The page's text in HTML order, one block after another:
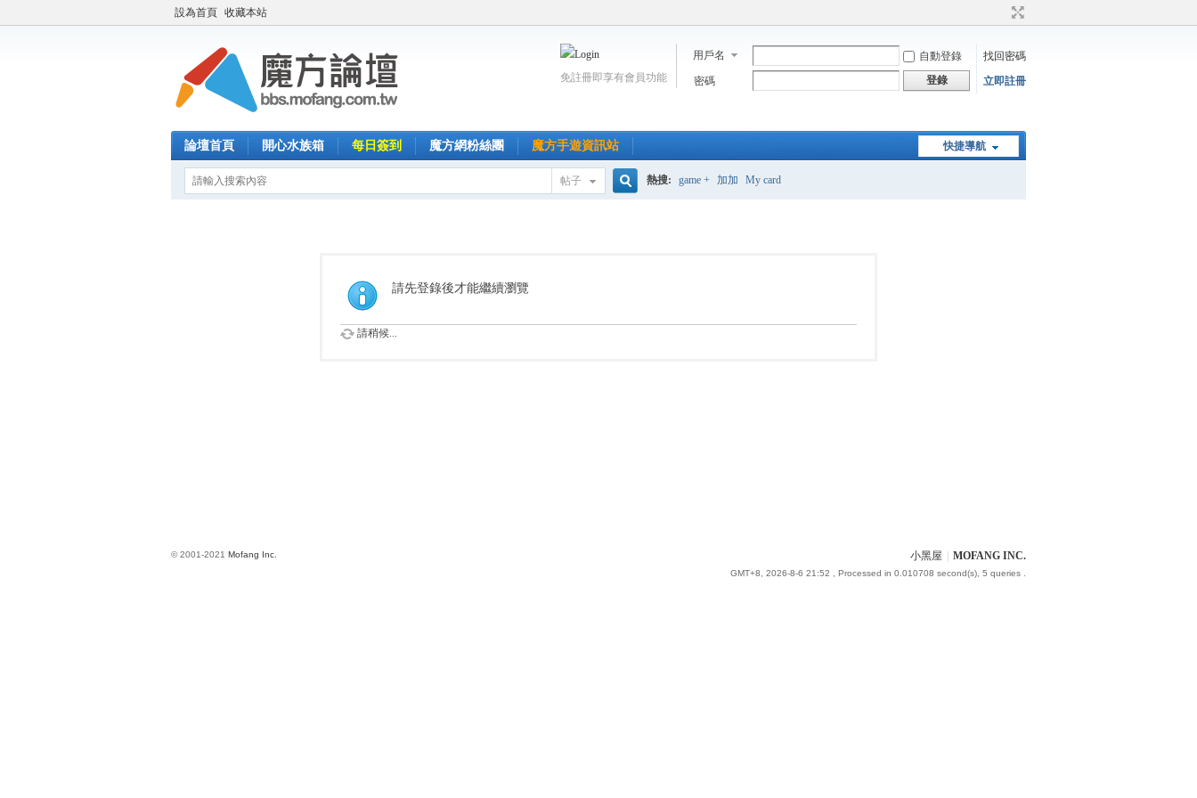
設為首頁 收藏本站
用戶名 自動登錄
找回密碼
密碼
登錄 立即註冊
免註冊即享有會員功能
快捷導航
論壇首頁 開心水族箱 每日簽到 魔方網粉絲團 魔方手遊資訊站
帖子 熱搜: game + 加加 My card
請先登錄後才能繼續瀏覽
請稍候...
小黑屋 MOFANG INC.
GMT+8, 2026-8-6 21:52 , Processed in 0.010708 second(s), 5 queries .
© 2001-2021 Mofang Inc.